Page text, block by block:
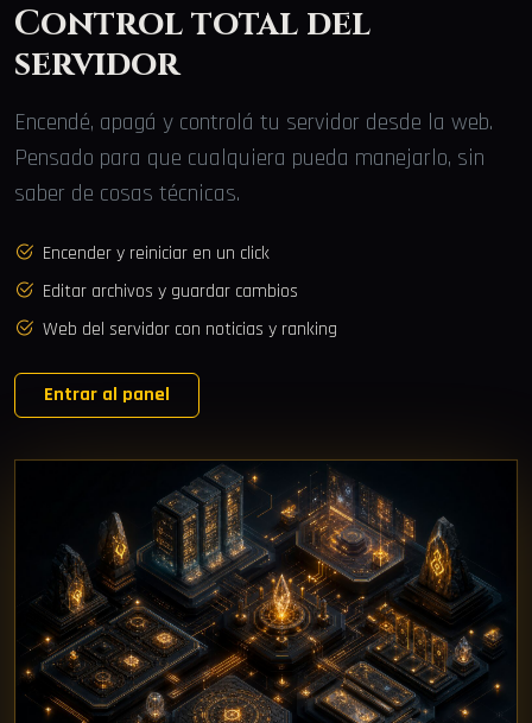
Control total del
servidor
Encendé, apagá y controlá tu servidor desde la web.
Pensado para que cualquiera pueda manejarlo, sin
saber de cosas técnicas.
Encender y reiniciar en un click
Editar archivos y guardar cambios
Web del servidor con noticias y ranking
Entrar al panel